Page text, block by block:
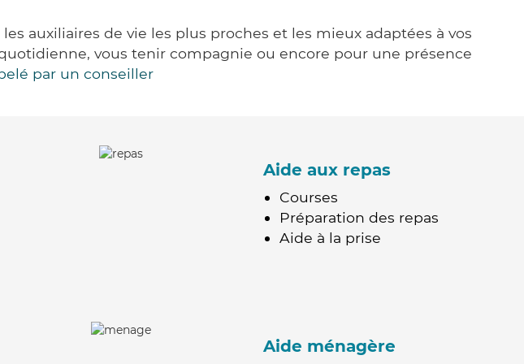
auxiliaires de vie les plus proches et les mieux adaptées à vos
vous tenir compagnie ou encore pour une présence
par un conseiller
Aide aux repas
Courses
Préparation des repas
Aide à la prise
Aide ménagère